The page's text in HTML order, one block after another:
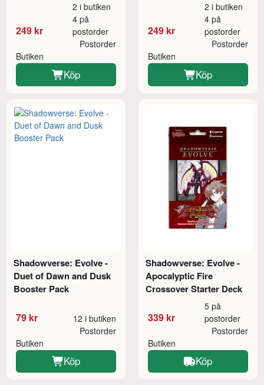
249 kr
2 i butiken
4 på
postorder
Butiken
Postorder
Köp
249 kr
2 i butiken
4 på
postorder
Butiken
Postorder
Köp
Shadowverse: Evolve -
Duet of Dawn and Dusk
Booster Pack
79 kr 12 i butiken
Butiken
Postorder
Köp
Shadowverse: Evolve -
Apocalyptic Fire
Crossover Starter Deck
339 kr
5 på
postorder
Butiken
Postorder
Köp